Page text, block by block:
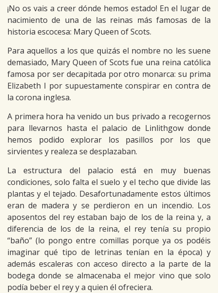
¡No os vais a creer dónde hemos estado! En el lugar de
nacimiento de una de las reinas más famosas de la
historia escocesa: Mary Queen of Scots.
Para aquellos a los que quizás el nombre no les suene
demasiado, Mary Queen of Scots fue una reina católica
famosa por ser decapitada por otro monarca: su prima
Elizabeth I por supuestamente conspirar en contra de
la corona inglesa.
A primera hora ha venido un bus privado a recogernos
para llevarnos hasta el palacio de Linlithgow donde
hemos podido explorar los pasillos por los que
sirvientes y realeza se desplazaban.
La estructura del palacio está en muy buenas
condiciones, solo falta el suelo y el techo que divide las
plantas y el tejado. Desafortunadamente estos últimos
eran de madera y se perdieron en un incendio. Los
aposentos del rey estaban bajo de los de la reina y, a
diferencia de los de la reina, el rey tenía su propio
“baño” (lo pongo entre comillas porque ya os podéis
imaginar qué tipo de letrinas tenían en la época) y
además escaleras con acceso directo a la parte de la
bodega donde se almacenaba el mejor vino que solo
podía beber el rey y a quien él ofreciera.